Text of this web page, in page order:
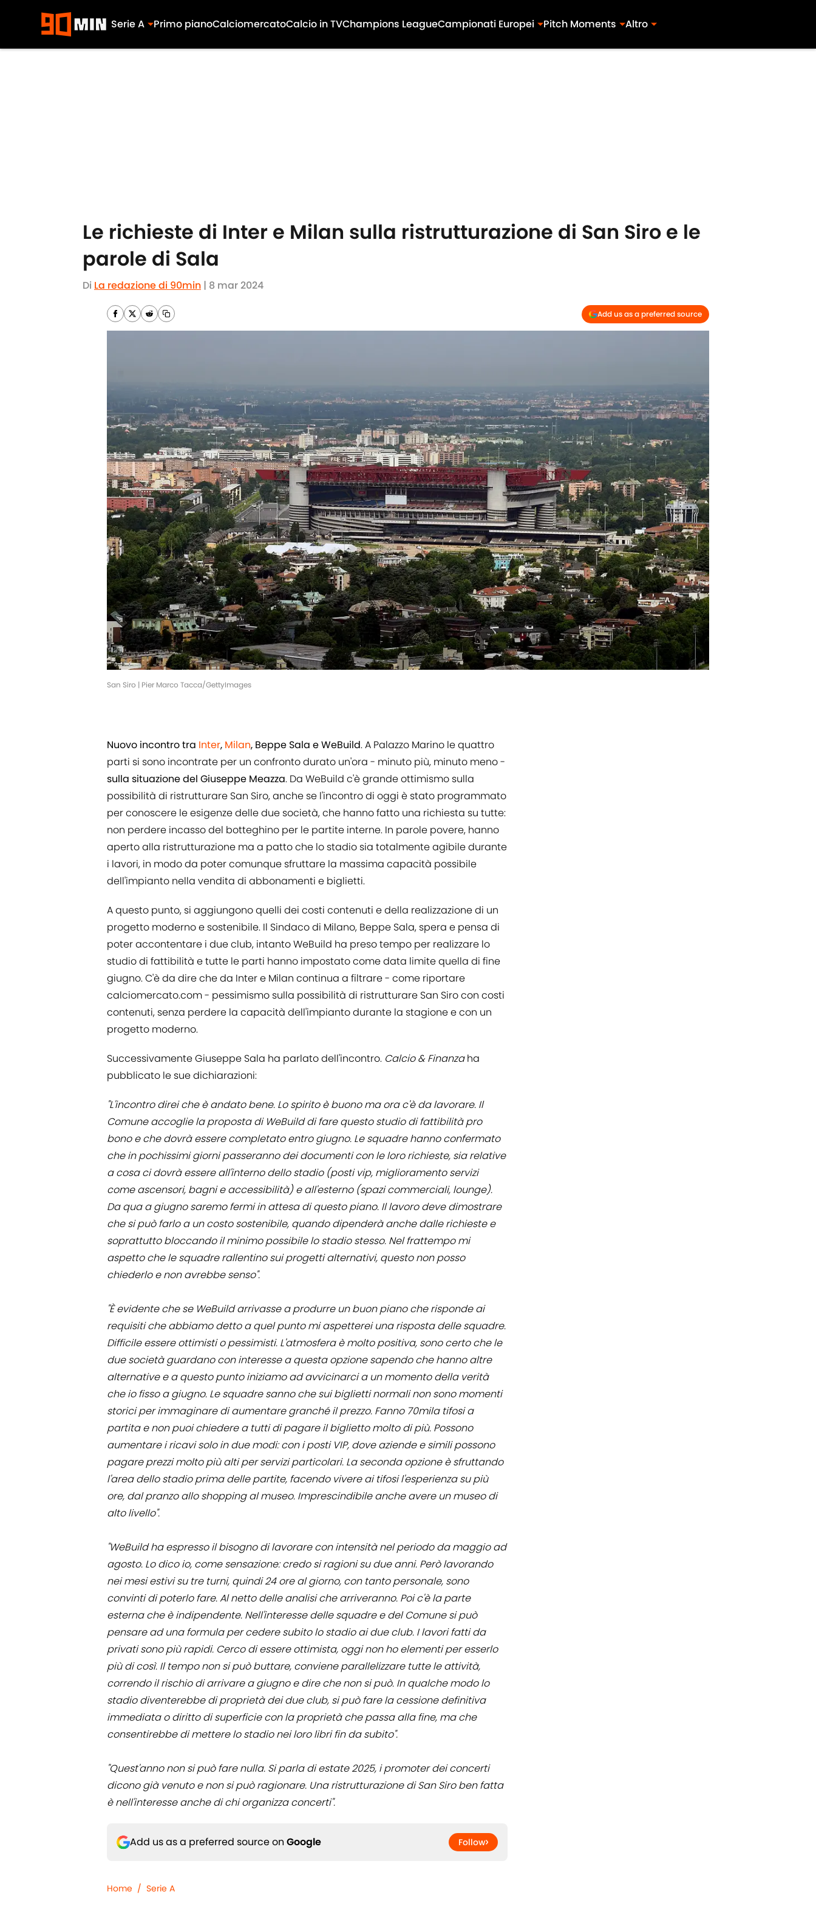
Serie A Primo pianoCalciomercatoCalcio in TVChampions LeagueCampionati Europei Pitch Moments Altro
Le richieste di Inter e Milan sulla ristrutturazione di San Siro e le
parole di Sala
Di La redazione di 90min | 8 mar 2024
Add us as a preferred source
San Siro | Pier Marco Tacca/GettyImages
Nuovo incontro tra Inter, Milan, Beppe Sala e WeBuild. A Palazzo Marino le quattro
parti si sono incontrate per un confronto durato un'ora - minuto più, minuto meno -
sulla situazione del Giuseppe Meazza. Da WeBuild c'è grande ottimismo sulla
possibilità di ristrutturare San Siro, anche se l'incontro di oggi è stato programmato
per conoscere le esigenze delle due società, che hanno fatto una richiesta su tutte:
non perdere incasso del botteghino per le partite interne. In parole povere, hanno
aperto alla ristrutturazione ma a patto che lo stadio sia totalmente agibile durante
i lavori, in modo da poter comunque sfruttare la massima capacità possibile
dell'impianto nella vendita di abbonamenti e biglietti.
A questo punto, si aggiungono quelli dei costi contenuti e della realizzazione di un
progetto moderno e sostenibile. Il Sindaco di Milano, Beppe Sala, spera e pensa di
poter accontentare i due club, intanto WeBuild ha preso tempo per realizzare lo
studio di fattibilità e tutte le parti hanno impostato come data limite quella di fine
giugno. C'è da dire che da Inter e Milan continua a filtrare - come riportare
calciomercato.com - pessimismo sulla possibilità di ristrutturare San Siro con costi
contenuti, senza perdere la capacità dell'impianto durante la stagione e con un
progetto moderno.
Successivamente Giuseppe Sala ha parlato dell'incontro. Calcio & Finanzaha
pubblicato le sue dichiarazioni:
"L'incontro direi che è andato bene. Lo spirito è buono ma ora c'è da lavorare. Il
Comune accoglie la proposta di WeBuild di fare questo studio di fattibilità pro
bono e che dovrà essere completato entro giugno. Le squadre hanno confermato
che in pochissimi giorni passeranno dei documenti con le loro richieste, sia relative
a cosa ci dovrà essere all'interno dello stadio (posti vip, miglioramento servizi
come ascensori, bagni e accessibilità) e all'esterno (spazi commerciali, lounge).
Da qua a giugno saremo fermi in attesa di questo piano. Il lavoro deve dimostrare
che si può farlo a un costo sostenibile, quando dipenderà anche dalle richieste e
soprattutto bloccando il minimo possibile lo stadio stesso. Nel frattempo mi
aspetto che le squadre rallentino sui progetti alternativi, questo non posso
chiederlo e non avrebbe senso".
"È evidente che se WeBuild arrivasse a produrre un buon piano che risponde ai
requisiti che abbiamo detto a quel punto mi aspetterei una risposta delle squadre.
Difficile essere ottimisti o pessimisti. L'atmosfera è molto positiva, sono certo che le
due società guardano con interesse a questa opzione sapendo che hanno altre
alternative e a questo punto iniziamo ad avvicinarci a un momento della verità
che io fisso a giugno. Le squadre sanno che sui biglietti normali non sono momenti
storici per immaginare di aumentare granché il prezzo. Fanno 70mila tifosi a
partita e non puoi chiedere a tutti di pagare il biglietto molto di più. Possono
aumentare i ricavi solo in due modi: con i posti VIP, dove aziende e simili possono
pagare prezzi molto più alti per servizi particolari. La seconda opzione è sfruttando
l'area dello stadio prima delle partite, facendo vivere ai tifosi l'esperienza su più
ore, dal pranzo allo shopping al museo. Imprescindibile anche avere un museo di
alto livello".
"WeBuild ha espresso il bisogno di lavorare con intensità nel periodo da maggio ad
agosto. Lo dico io, come sensazione: credo si ragioni su due anni. Però lavorando
nei mesi estivi su tre turni, quindi 24 ore al giorno, con tanto personale, sono
convinti di poterlo fare. Al netto delle analisi che arriveranno. Poi c'è la parte
esterna che è indipendente. Nell'interesse delle squadre e del Comune si può
pensare ad una formula per cedere subito lo stadio ai due club. I lavori fatti da
privati sono più rapidi. Cerco di essere ottimista, oggi non ho elementi per esserlo
più di così. Il tempo non si può buttare, conviene parallelizzare tutte le attività,
correndo il rischio di arrivare a giugno e dire che non si può. In qualche modo lo
stadio diventerebbe di proprietà dei due club, si può fare la cessione definitiva
immediata o diritto di superficie con la proprietà che passa alla fine, ma che
consentirebbe di mettere lo stadio nei loro libri fin da subito".
"Quest'anno non si può fare nulla. Si parla di estate 2025, i promoter dei concerti
dicono già venuto e non si può ragionare. Una ristrutturazione di San Siro ben fatta
è nell'interesse anche di chi organizza concerti".
Add us as a preferred source on Google Follow
Home / Serie A